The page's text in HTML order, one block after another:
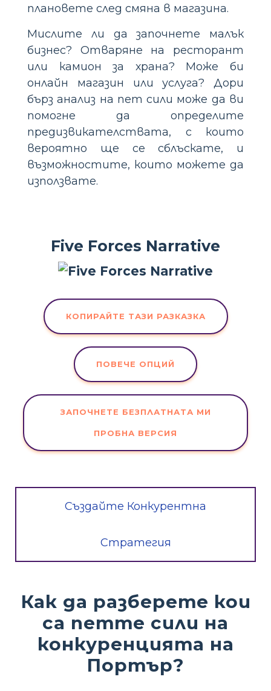
плановете след смяна в магазина.
Мислите ли да започнете малък
бизнес? Отваряне на ресторант
или камион за храна? Може би
онлайн магазин или услуга? Дори
бърз анализ на пет сили може да ви
помогне да определите
предизвикателствата, с които
вероятно ще се сблъскате, и
възможностите, които можете да
използвате.
Five Forces Narrative
КОПИРАЙТЕ ТАЗИ РАЗКАЗКА
ПОВЕЧЕ ОПЦИЙ
ЗАПОЧНЕТЕ БЕЗПЛАТНАТА МИ
ПРОБНА ВЕРСИЯ
Създайте Конкурентна
Стратегия
Как да разберете кои
са петте сили на
конкуренцията на
Портър?